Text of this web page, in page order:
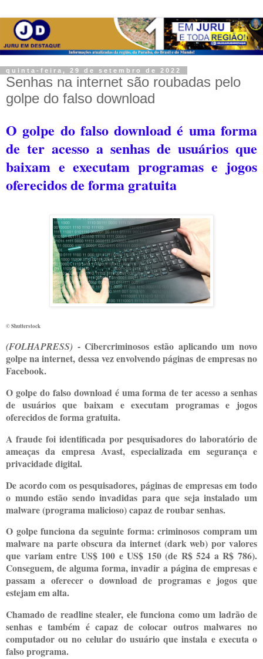
quinta-feira, 29 de setembro de 2022
Senhas na internet são roubadas pelo
golpe do falso download
O golpe do falso download é uma forma
de ter acesso a senhas de usuários que
baixam e executam programas e jogos
oferecidos de forma gratuita
© Shutterstock
(FOLHAPRESS) - Cibercriminosos estão aplicando um novo
golpe na internet, dessa vez envolvendo páginas de empresas no
Facebook.
O golpe do falso download é uma forma de ter acesso a senhas
de usuários que baixam e executam programas e jogos
oferecidos de forma gratuita.
A fraude foi identificada por pesquisadores do laboratório de
ameaças da empresa Avast, especializada em segurança e
privacidade digital.
De acordo com os pesquisadores, páginas de empresas em todo
o mundo estão sendo invadidas para que seja instalado um
malware (programa malicioso) capaz de roubar senhas.
O golpe funciona da seguinte forma: criminosos compram um
malware na parte obscura da internet (dark web) por valores
que variam entre US$ 100 e US$ 150 (de R$ 524 a R$ 786).
Conseguem, de alguma forma, invadir a página de empresas e
passam a oferecer o download de programas e jogos que
estejam em alta.
Chamado de readline stealer, ele funciona como um ladrão de
senhas e também é capaz de colocar outros malwares no
computador ou no celular do usuário que instala e executa o
falso programa.